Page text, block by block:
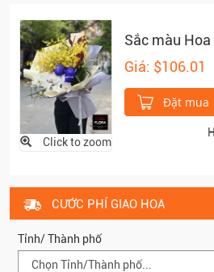
Click to zoom
Sắc màu Hoa
Giá: $106.01
Đặt mua
CƯỚC PHÍ GIAO HOA
Tỉnh/ Thành phố